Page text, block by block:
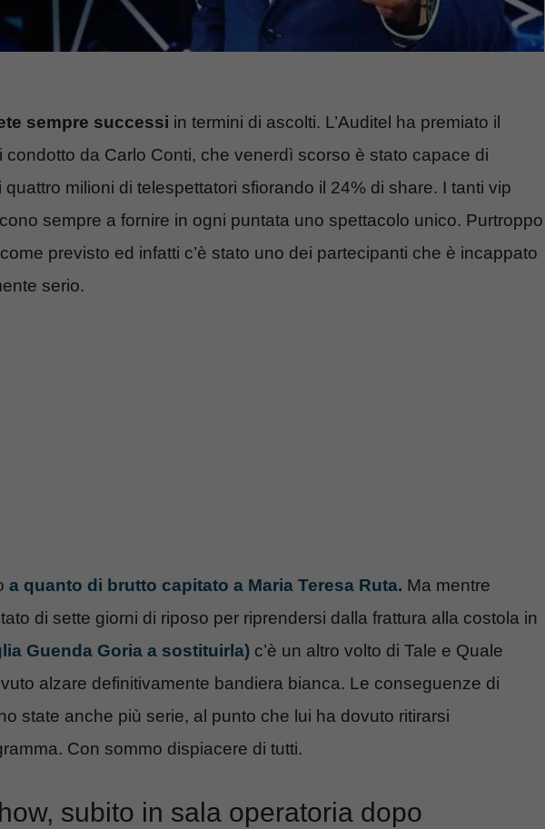
sempre successi in termini di ascolti. L’Auditel ha premiato il
condotto da Carlo Conti, che venerdì scorso è stato capace di
milioni di telespettatori sfiorando il 24% di share. I tanti vip
sempre a fornire in ogni puntata uno spettacolo unico. Purtroppo
previsto ed infatti c’è stato uno dei partecipanti che è incappato
serio.
a quanto di brutto capitato a Maria Teresa Ruta. Ma mentre
di sette giorni di riposo per riprendersi dalla frattura alla costola in
Guenda Goria a sostituirla) c’è un altro volto di Tale e Quale
alzare definitivamente bandiera bianca. Le conseguenze di
state anche più serie, al punto che lui ha dovuto ritirarsi
Con sommo dispiacere di tutti.
subito in sala operatoria dopo